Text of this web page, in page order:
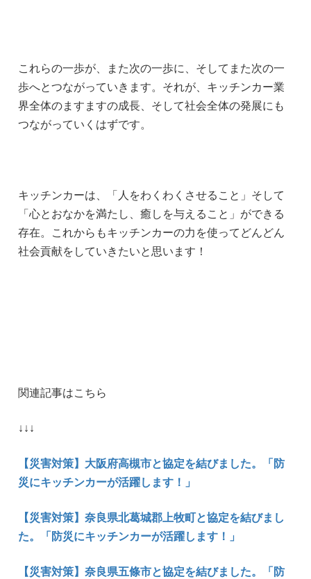
これらの一歩が、また次の一歩に、そしてまた次の一
歩へとつながっていきます。それが、キッチンカー業
界全体のますますの成長、そして社会全体の発展にも
つながっていくはずです。
キッチンカーは、「人をわくわくさせること」そして
「心とおなかを満たし、癒しを与えること」ができる
存在。これからもキッチンカーの力を使ってどんどん
社会貢献をしていきたいと思います！
関連記事はこちら
↓↓↓
【災害対策】大阪府高槻市と協定を結びました。「防
災にキッチンカーが活躍します！」
【災害対策】奈良県北葛城郡上牧町と協定を結びまし
た。「防災にキッチンカーが活躍します！」
【災害対策】奈良県五條市と協定を結びました。「防